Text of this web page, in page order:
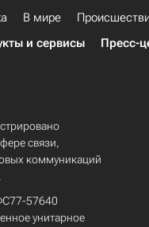
В мире
и сервисы Пресс-
связи,
коммуникаций
57640
унитарное